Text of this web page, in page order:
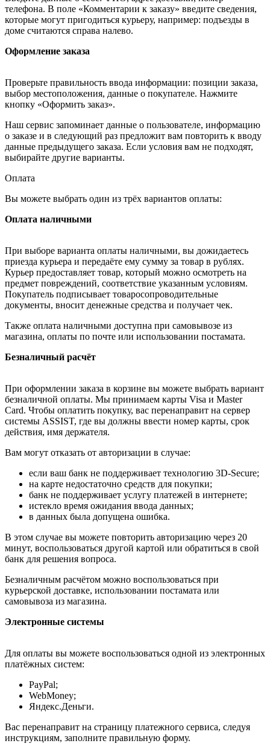
телефона. В поле «Комментарии к заказу» введите сведения,
которые могут пригодиться курьеру, например: подъезды в
доме считаются справа налево.
Оформление заказа
Проверьте правильность ввода информации: позиции заказа,
выбор местоположения, данные о покупателе. Нажмите
кнопку «Оформить заказ».
Наш сервис запоминает данные о пользователе, информацию
о заказе и в следующий раз предложит вам повторить к вводу
данные предыдущего заказа. Если условия вам не подходят,
выбирайте другие варианты.
Оплата
Вы можете выбрать один из трёх вариантов оплаты:
Оплата наличными
При выборе варианта оплаты наличными, вы дожидаетесь
приезда курьера и передаёте ему сумму за товар в рублях.
Курьер предоставляет товар, который можно осмотреть на
предмет повреждений, соответствие указанным условиям.
Покупатель подписывает товаросопроводительные
документы, вносит денежные средства и получает чек.
Также оплата наличными доступна при самовывозе из
магазина, оплаты по почте или использовании постамата.
Безналичный расчёт
При оформлении заказа в корзине вы можете выбрать вариант
безналичной оплаты. Мы принимаем карты Visa и Master
Card. Чтобы оплатить покупку, вас перенаправит на сервер
системы ASSIST, где вы должны ввести номер карты, срок
действия, имя держателя.
Вам могут отказать от авторизации в случае:
если ваш банк не поддерживает технологию 3D-Secure;
на карте недостаточно средств для покупки;
банк не поддерживает услугу платежей в интернете;
истекло время ожидания ввода данных;
в данных была допущена ошибка.
В этом случае вы можете повторить авторизацию через 20
минут, воспользоваться другой картой или обратиться в свой
банк для решения вопроса.
Безналичным расчётом можно воспользоваться при
курьерской доставке, использовании постамата или
самовывоза из магазина.
Электронные системы
Для оплаты вы можете воспользоваться одной из электронных
платёжных систем:
PayPal;
WebMoney;
Яндекс.Деньги.
Вас перенаправит на страницу платежного сервиса, следуя
инструкциям, заполните правильную форму.